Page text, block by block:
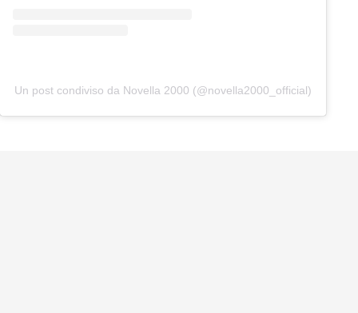
Un post condiviso da Novella 2000 (@novella2000_official)